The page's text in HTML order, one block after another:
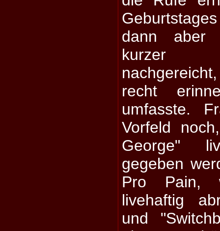
dann aber
kurzer
recht
umfasste.
Vorfeld
George"
gegeben
Pro Pain,
livehaftig
und